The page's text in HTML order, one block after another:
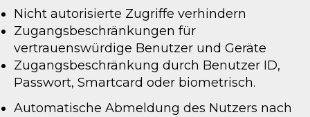
Nicht autorisierte Zugriffe verhindern
Zugangsbeschränkungen für
vertrauenswürdige Benutzer und Geräte
Zugangsbeschränkung durch Benutzer ID,
Passwort, Smartcard oder biometrisch.
Automatische Abmeldung des Nutzers nach